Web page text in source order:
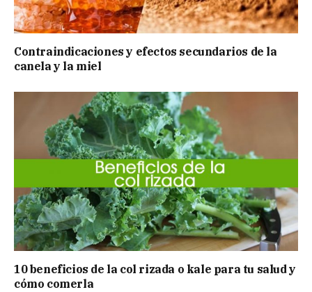
Contraindicaciones y efectos secundarios de la
canela y la miel
10 beneficios de la col rizada o kale para tu salud y
cómo comerla